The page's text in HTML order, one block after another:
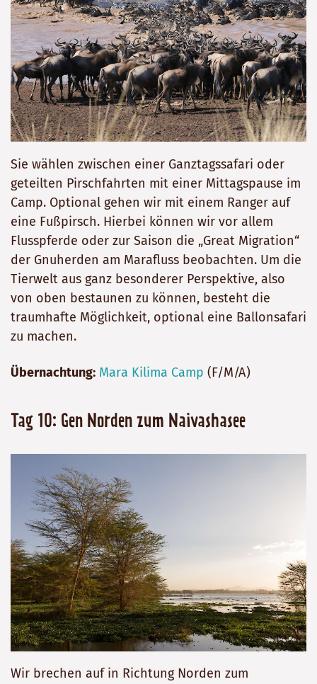
Sie wählen zwischen einer Ganztagssafari oder
geteilten Pirschfahrten mit einer Mittagspause im
Camp. Optional gehen wir mit einem Ranger auf
eine Fußpirsch. Hierbei können wir vor allem
Flusspferde oder zur Saison die „Great Migration“
der Gnuherden am Marafluss beobachten. Um die
Tierwelt aus ganz besonderer Perspektive, also
von oben bestaunen zu können, besteht die
traumhafte Möglichkeit, optional eine Ballonsafari
zu machen.
Übernachtung: Mara Kilima Camp (F/M/A)
Tag 10: Gen Norden zum Naivashasee
Wir brechen auf in Richtung Norden zum